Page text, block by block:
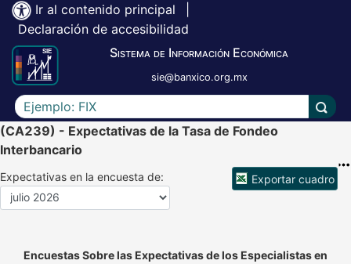
Ir al contenido principal
Declaración de accesibilidad
Sistema de Información Económica
sie@banxico.org.mx
Escriba el texto a buscar
(CA239) - Expectativas de la Tasa de Fondeo
Interbancario
Expectativas en la encuesta de: Exportar cuadro
Accesibilidad de Cuadros Analíticos, al exportar el cuadro
Encuestas Sobre las Expectativas de los Especialistas en